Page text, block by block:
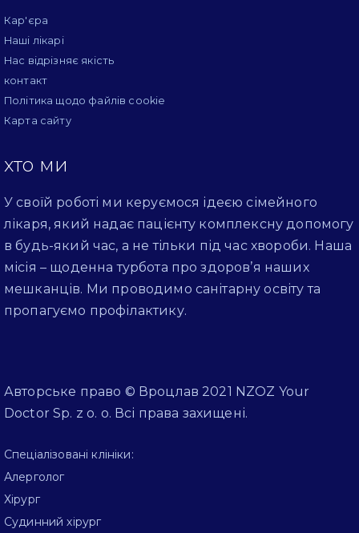
Кар'єра
Наші лікарі
Нас відрізняє якість
контакт
Політика щодо файлів cookie
Карта сайту
хто ми
У своїй роботі ми керуємося ідеєю сімейного
лікаря, який надає пацієнту комплексну допомогу
в будь-який час, а не тільки під час хвороби. Наша
місія – щоденна турбота про здоров’я наших
мешканців. Ми проводимо санітарну освіту та
пропагуємо профілактику.
Авторське право © Вроцлав 2021 NZOZ Your
Doctor Sp. z o. o. Всі права захищені.
Спеціалізовані клініки:
Алерголог
Хірург
Судинний хірург